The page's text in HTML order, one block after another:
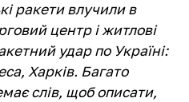
ракети влучили в
центр і житлові
удар по Україні:
Харків. Багато
слів, щоб описати,